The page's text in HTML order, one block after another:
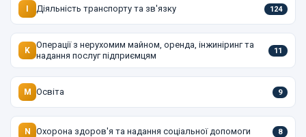
I Діяльність транспорту та зв'язку 124
K
Операції з нерухомим майном, оренда, інжиніринг та
надання послуг підприємцям
11
M Освіта 9
N Охорона здоров'я та надання соціальної допомоги 8